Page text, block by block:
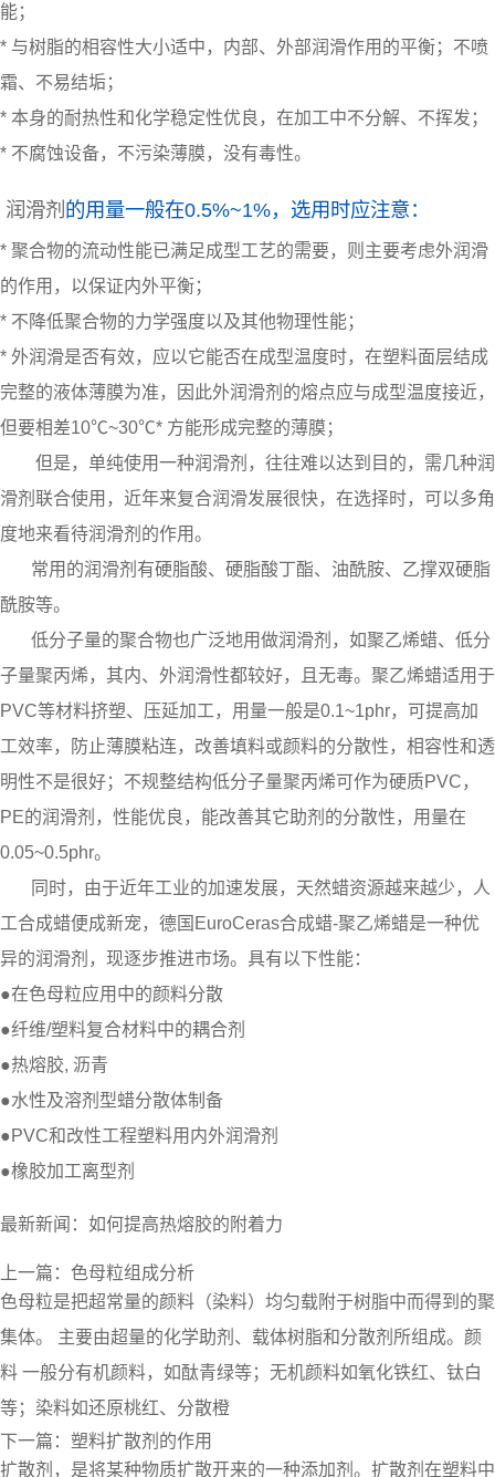
能；
* 与树脂的相容性大小适中，内部、外部润滑作用的平衡；不喷
霜、不易结垢；
* 本身的耐热性和化学稳定性优良，在加工中不分解、不挥发；
* 不腐蚀设备，不污染薄膜，没有毒性。
润滑剂 的用量一般在0.5%~1%，选用时应注意：
* 聚合物的流动性能已满足成型工艺的需要，则主要考虑外润滑
的作用，以保证内外平衡；
* 不降低聚合物的力学强度以及其他物理性能；
* 外润滑是否有效，应以它能否在成型温度时，在塑料面层结成
完整的液体薄膜为准，因此外润滑剂的熔点应与成型温度接近，
但要相差10℃~30℃* 方能形成完整的薄膜；
但是，单纯使用一种润滑剂，往往难以达到目的，需几种润
滑剂联合使用，近年来复合润滑发展很快，在选择时，可以多角
度地来看待润滑剂的作用。
常用的润滑剂有硬脂酸、硬脂酸丁酯、油酰胺、乙撑双硬脂
酰胺等。
低分子量的聚合物也广泛地用做润滑剂，如聚乙烯蜡、低分
子量聚丙烯，其内、外润滑性都较好，且无毒。聚乙烯蜡适用于
PVC等材料挤塑、压延加工，用量一般是0.1~1phr，可提高加
工效率，防止薄膜粘连，改善填料或颜料的分散性，相容性和透
明性不是很好；不规整结构低分子量聚丙烯可作为硬质PVC，
PE的润滑剂，性能优良，能改善其它助剂的分散性，用量在
0.05~0.5phr。
同时，由于近年工业的加速发展，天然蜡资源越来越少，人
工合成蜡便成新宠，德国EuroCeras合成蜡-聚乙烯蜡是一种优
异的润滑剂，现逐步推进市场。具有以下性能：
●在色母粒应用中的颜料分散
●纤维/塑料复合材料中的耦合剂
●热熔胶, 沥青
●水性及溶剂型蜡分散体制备
●PVC和改性工程塑料用内外润滑剂
●橡胶加工离型剂
最新新闻： 如何提高热熔胶的附着力
上一篇： 色母粒组成分析
色母粒是把超常量的颜料（染料）均匀载附于树脂中而得到的聚
集体。 主要由超量的化学助剂、载体树脂和分散剂所组成。颜
料 一般分有机颜料，如酞青绿等；无机颜料如氧化铁红、钛白
等；染料如还原桃红、分散橙
下一篇： 塑料扩散剂的作用
扩散剂，是将某种物质扩散开来的一种添加剂。扩散剂在塑料中